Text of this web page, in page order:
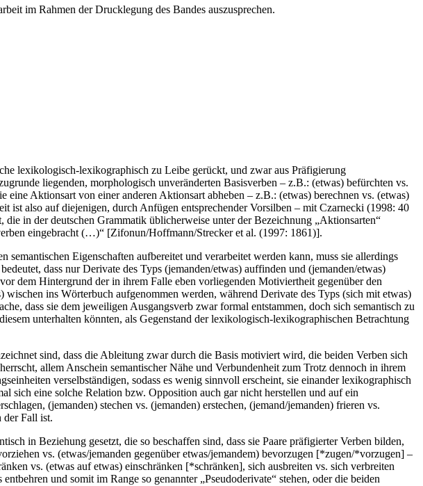
im Rahmen der Drucklegung des Bandes auszusprechen.
lexikologisch-lexikographisch zu Leibe gerückt, und zwar aus Präfigierung
liegenden, morphologisch unveränderten Basisverben – z.B.: (etwas) befürchten vs.
eine Aktionsart von einer anderen Aktionsart abheben – z.B.: (etwas) berechnen vs. (etwas)
ist also auf diejenigen, durch Anfügen entsprechender Vorsilben – mit Czarnecki (1998: 40
die in der deutschen Grammatik üblicherweise unter der Bezeichnung „Aktionsarten“
eingebracht (…)“ [Zifonun/Hoffmann/Strecker et al. (1997: 1861)].
Eigenschaften aufbereitet und verarbeitet werden kann, muss sie allerdings
dass nur Derivate des Typs (jemanden/etwas) auffinden und (jemanden/etwas)
vor dem Hintergrund der in ihrem Falle eben vorliegenden Motiviertheit gegenüber den
wischen ins Wörterbuch aufgenommen werden, während Derivate des Typs (sich mit etwas)
dass sie dem jeweiligen Ausgangsverb zwar formal entstammen, doch sich semantisch zu
unterhalten könnten, als Gegenstand der lexikologisch-lexikographischen Betrachtung
sind, dass die Ableitung zwar durch die Basis motiviert wird, die beiden Verben sich
allem Anschein semantischer Nähe und Verbundenheit zum Trotz dennoch in ihrem
verselbständigen, sodass es wenig sinnvoll erscheint, sie einander lexikographisch
sich eine solche Relation bzw. Opposition auch gar nicht herstellen und auf ein
, (jemanden) stechen vs. (jemanden) erstechen, (jemand/jemanden) frieren vs.
der Fall ist.
in Beziehung gesetzt, die so beschaffen sind, dass sie Paare präfigierter Verben bilden,
vs. (etwas/jemanden gegenüber etwas/jemandem) bevorzugen [*zugen/*vorzugen] –
vs. (etwas auf etwas) einschränken [*schränken], sich ausbreiten vs. sich verbreiten
entbehren und somit im Range so genannter „Pseudoderivate“ stehen, oder die beiden